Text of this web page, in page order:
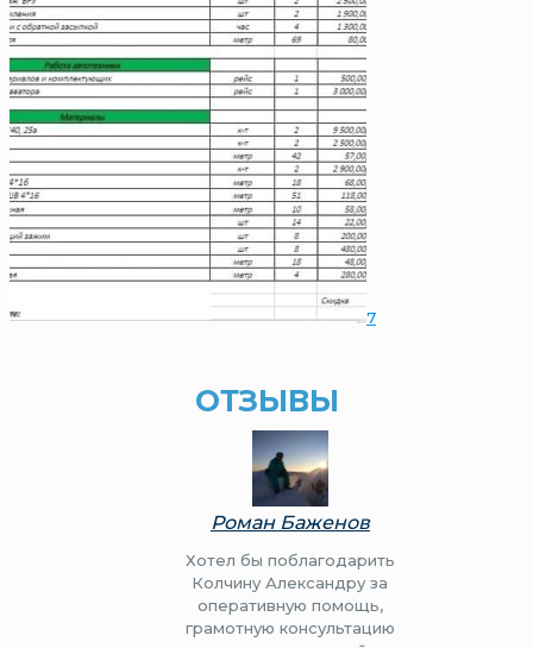
7
ОТЗЫВЫ
Роман Баженов
Хотел бы поблагодарить
Колчину Александру за
оперативную помощь,
грамотную консультацию